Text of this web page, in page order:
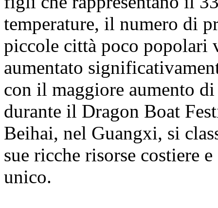
temperature, il numero di
piccole città poco popolari
aumentato
con il maggiore aumento
durante il Dragon Boat
Beihai, nel Guangxi, si
sue ricche risorse costiere
unico.